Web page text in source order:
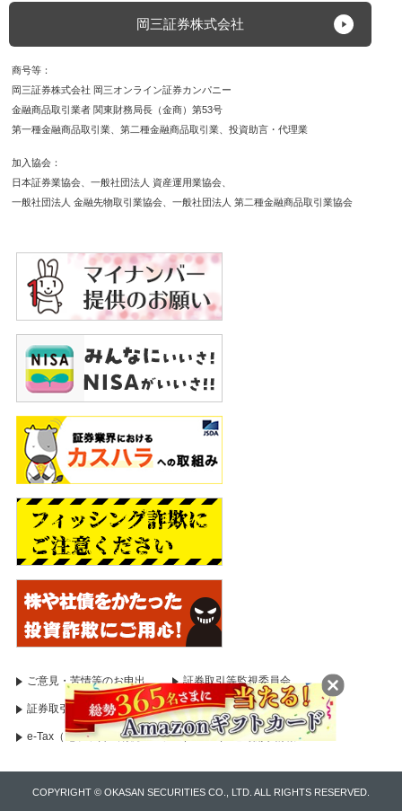
岡三証券株式会社
商号等
岡三証券株式会社 岡三オンライン証券カンパニー
金融商品取引業者 関東財務局長（金商）第53号
第一種金融商品取引業
第二種金融商品取引業 投資助言・代理業
加入協会
日本証券業協会
一般社団法人 資産運用業協会
一般社団法人 金融先物取引業協会
一般社団法人 第二種金融商品取引業協会
ご意見・苦情等のお申出 証券取引等監視委員会
証券取引等監視委員会（情報受付） 国税庁
e-Tax（電子申告・納税システム） 適時開示情報
COPYRIGHT © OKASAN SECURITIES CO., LTD. ALL RIGHTS RESERVED.